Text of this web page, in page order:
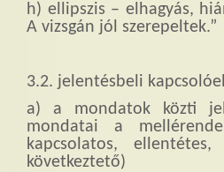
h) ellipszis – elhagyás,
A vizsgán jól szerepeltek.”
3.2. jelentésbeli
a) a mondatok közti
mondatai a
kapcsolatos,
következtető)